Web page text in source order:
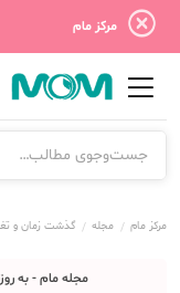
مرکز مام
مرکز مام مجله گذشت زمان و
مجله مام - به